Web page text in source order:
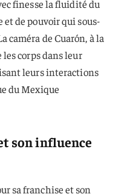
finesse la fluidité du
et de pouvoir qui sous-
caméra de Cuarón, à la
corps dans leur
leurs interactions
du Mexique
son influence
sa franchise et son